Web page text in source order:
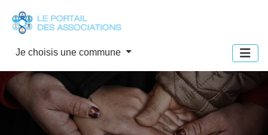
Je choisis une commune